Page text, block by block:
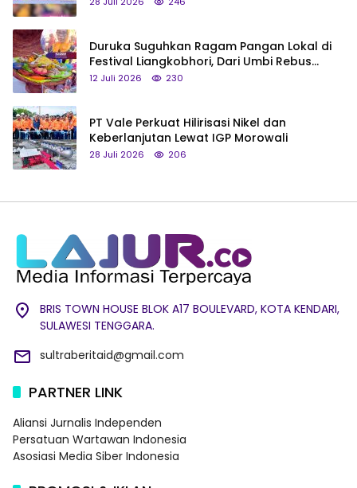
Duruka Suguhkan Ragam Pangan Lokal di
Festival Liangkobhori, Dari Umbi Rebus
hingga Tumpeng Beras Muna
12 Juli 2026 230
PT Vale Perkuat Hilirisasi Nikel dan
Keberlanjutan Lewat IGP Morowali
28 Juli 2026 206
BRIS TOWN HOUSE BLOK A17 BOULEVARD, KOTA KENDARI,
SULAWESI TENGGARA.
sultraberitaid@gmail.com
PARTNER LINK
Aliansi Jurnalis Independen
Persatuan Wartawan Indonesia
Asosiasi Media Siber Indonesia